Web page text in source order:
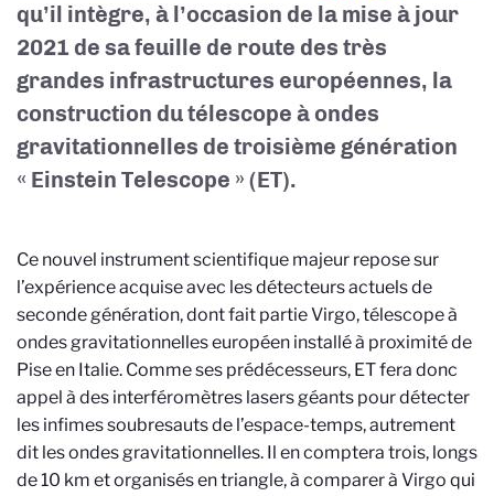
qu’il intègre, à l’occasion de la mise à jour
2021 de sa feuille de route des très
grandes infrastructures européennes, la
construction du télescope à ondes
gravitationnelles de troisième génération
« Einstein Telescope » (ET).
Ce nouvel instrument scientifique majeur repose sur
l’expérience acquise avec les détecteurs actuels de
seconde génération, dont fait partie Virgo, télescope à
ondes gravitationnelles européen installé à proximité de
Pise en Italie. Comme ses prédécesseurs, ET fera donc
appel à des interféromètres lasers géants pour détecter
les infimes soubresauts de l’espace-temps, autrement
dit les ondes gravitationnelles. Il en comptera trois, longs
de 10 km et organisés en triangle, à comparer à Virgo qui